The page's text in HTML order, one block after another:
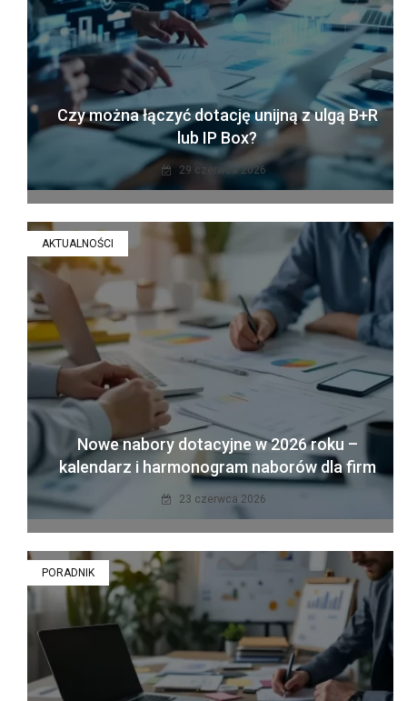
Czy można łączyć dotację unijną z ulgą B+R
lub IP Box?
29 czerwca 2026
AKTUALNOŚCI
Nowe nabory dotacyjne w 2026 roku –
kalendarz i harmonogram naborów dla firm
23 czerwca 2026
PORADNIK